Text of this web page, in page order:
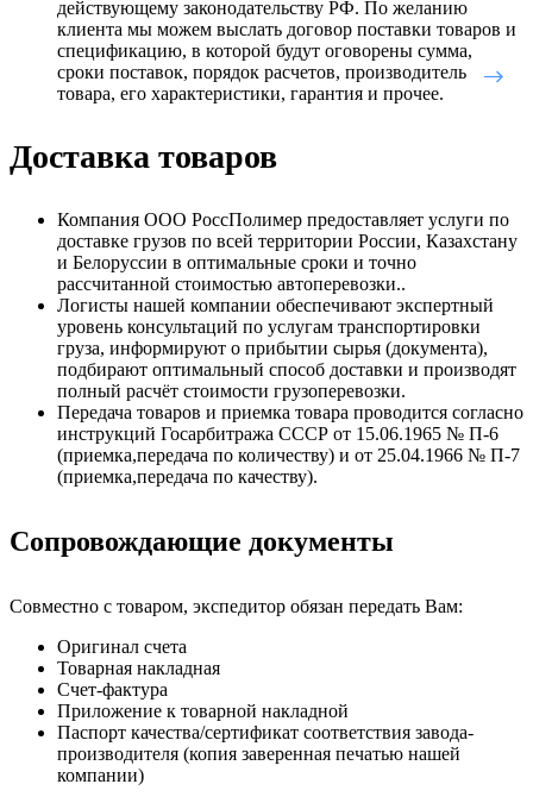
действующему законодательству РФ. По желанию
клиента мы можем выслать договор поставки товаров и
спецификацию, в которой будут оговорены сумма,
сроки поставок, порядок расчетов, производитель
товара, его характеристики, гарантия и прочее.
Доставка товаров
Компания ООО РоссПолимер предоставляет услуги по
доставке грузов по всей территории России, Казахстану
и Белоруссии в оптимальные сроки и точно
рассчитанной стоимостью автоперевозки..
Логисты нашей компании обеспечивают экспертный
уровень консультаций по услугам транспортировки
груза, информируют о прибытии сырья (документа),
подбирают оптимальный способ доставки и производят
полный расчёт стоимости грузоперевозки.
Передача товаров и приемка товара проводится согласно
инструкций Госарбитража СССР от 15.06.1965 № П-6
(приемка,передача по количеству) и от 25.04.1966 № П-7
(приемка,передача по качеству).
Сопровождающие документы
Совместно с товаром, экспедитор обязан передать Вам:
Оригинал счета
Товарная накладная
Счет-фактура
Приложение к товарной накладной
Паспорт качества/сертификат соответствия завода-
производителя (копия заверенная печатью нашей
компании)